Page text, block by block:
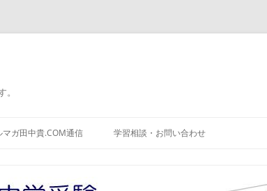
ン
テ
マガ田中貴.COM通信 学習相談・お問い合わせ